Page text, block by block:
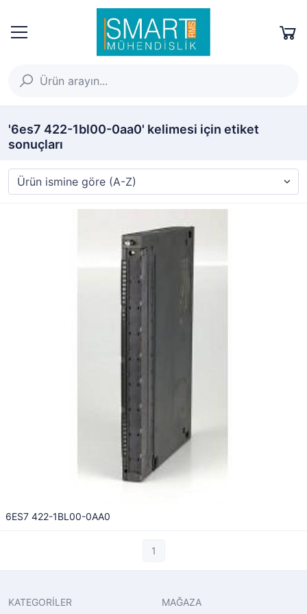
'6es7 422-1bl00-0aa0' kelimesi için etiket
sonuçları
6ES7 422-1BL00-0AA0
1
KATEGORİLER MAĞAZA